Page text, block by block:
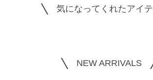
気になってくれたアイ
NEW ARRIVALS